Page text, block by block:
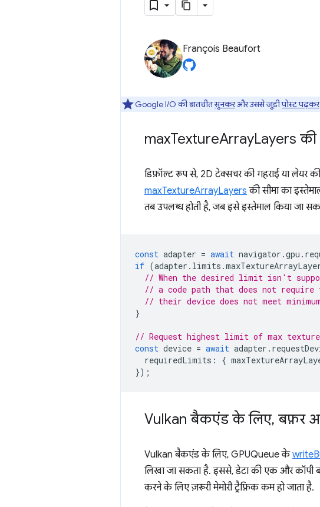
François Beaufort
Google I/O की बातचीतसुनकरऔर उससे जुड़ीपोस्ट पढ़कर
maxTextureArrayLayers की
डिफ़ॉल्ट रूप से, 2D टेक्सचर की गहराई या लेयर
maxTextureArrayLayers की सीमा का
तब उपलब्ध होती है, जब इसे इस्तेमाल किया जा
const adapter = await navigator .gpu .
if (adapter . limits .
// When the desired limit isn't
// a code path that does not
// their device does not meet
}
// Request highest limit of max
const device = await adapter .
requiredLimits : {
});
Vulkan बैकएंड के लिए, बफ़र
Vulkan बैकएंड के लिए, GPUQueue के
लिखा जा सकता है. इससे, डेटा की एक और कॉपी
करने के लिए ज़रूरी मेमोरी ट्रैफ़िक कम हो जाता है.